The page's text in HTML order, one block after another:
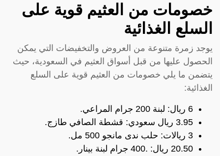
خصومات من العثيم قوية على
السلع الغذائية
يوجد زمرة متنوعة من العروض والتخفيضات التي يمكن
الحصول عليها من قبل أسواق العثيم في السعودية، حيث
يتضمن ما يلي خصومات من العثيم قوية على السلع
الغذائية:
6 ريال: لبنة 200 جرام المراعي.
3.95 ريال سعودي: قشطة الصافي طازج.
3 ريالات: حلب ندى مانجو 500 مل.
20.50 ريال: .400 جرام لبنة بينار.